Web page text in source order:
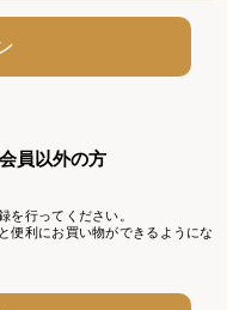
員以外の方
を行ってください。
便利にお買い物ができるようにな